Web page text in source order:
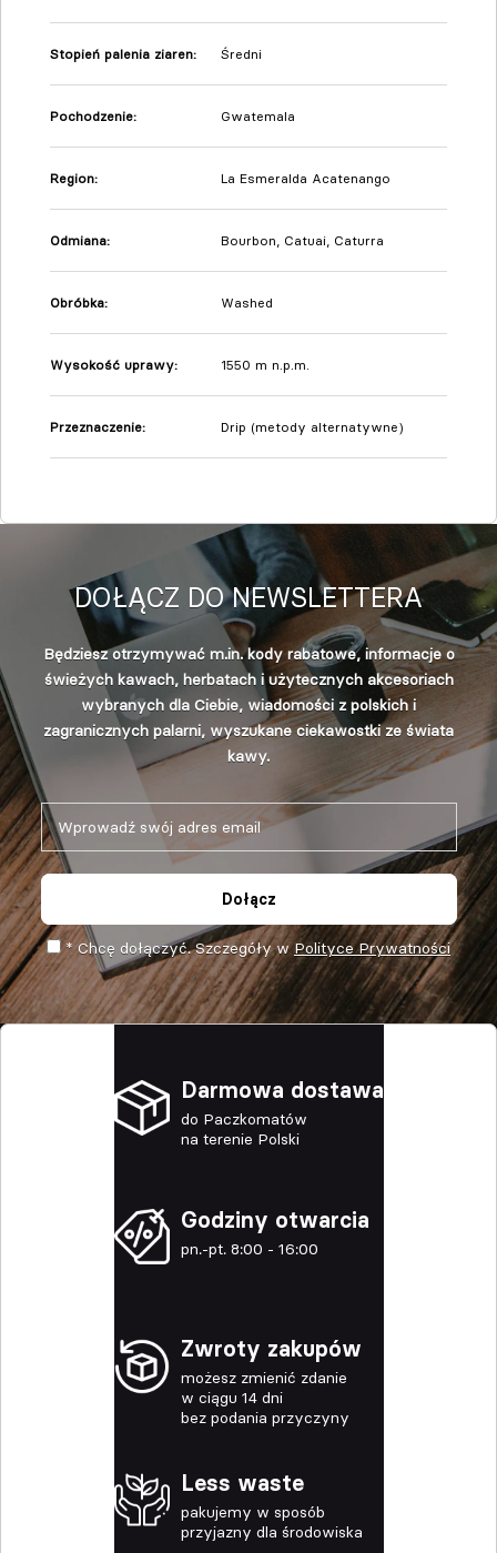
Stopień palenia ziaren: Średni
Pochodzenie: Gwatemala
Region: La Esmeralda Acatenango
Odmiana: Bourbon, Catuai, Caturra
Obróbka: Washed
Wysokość uprawy: 1550 m n.p.m.
Przeznaczenie: Drip (metody alternatywne)
DOŁĄCZ DO NEWSLETTERA
Będziesz otrzymywać m.in. kody rabatowe, informacje o
świeżych kawach, herbatach i użytecznych akcesoriach
wybranych dla Ciebie, wiadomości z polskich i
zagranicznych palarni, wyszukane ciekawostki ze świata
kawy.
Dołącz
* Chcę dołączyć. Szczegóły wPolityce Prywatności
Darmowa dostawa
do Paczkomatów
na terenie Polski
Godziny otwarcia
pn.-pt. 8:00 - 16:00
Zwroty zakupów
możesz zmienić zdanie
w ciągu 14 dni
bez podania przyczyny
Less waste
pakujemy w sposób
przyjazny dla środowiska